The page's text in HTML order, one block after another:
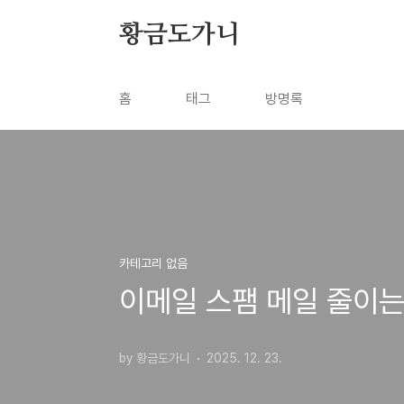
황금도가니
홈 태그 방명록
카테고리 없음
이메일 스팸 메일 줄이
by 황금도가니 2025. 12. 23.